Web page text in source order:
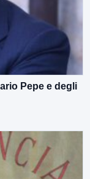
Pepe e degli